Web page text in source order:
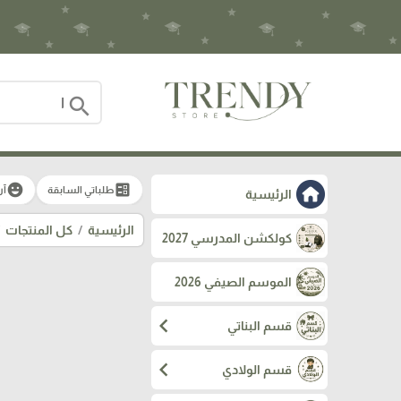
search
الرئيسية
كولكشن المدرسي 2027
الموسم الصيفي 2026
قسم البناتي chevron_left
قسم الولادي chevron_left
ballotطلباتي السابقة emoji_emotions
الرئيسية كل المنتجات